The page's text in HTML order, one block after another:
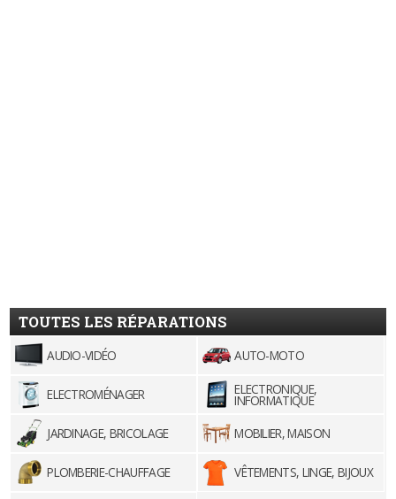
TOUTES LES RÉPARATIONS
AUDIO-VIDÉO AUTO-MOTO
ELECTROMÉNAGER ELECTRONIQUE,
INFORMATIQUE
JARDINAGE, BRICOLAGE
MOBILIER, MAISON
PLOMBERIE-CHAUFFAGE VÊTEMENTS, LINGE, BIJOUX